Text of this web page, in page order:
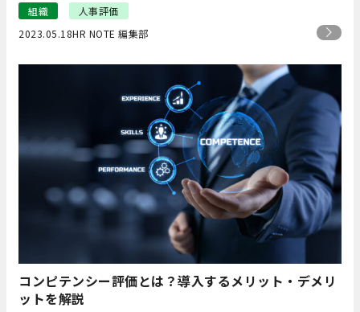
組織
人事評価
2023.05.18HR NOTE 編集部
コンピテンシー評価とは？導入するメリット・デメリ
ットを解説